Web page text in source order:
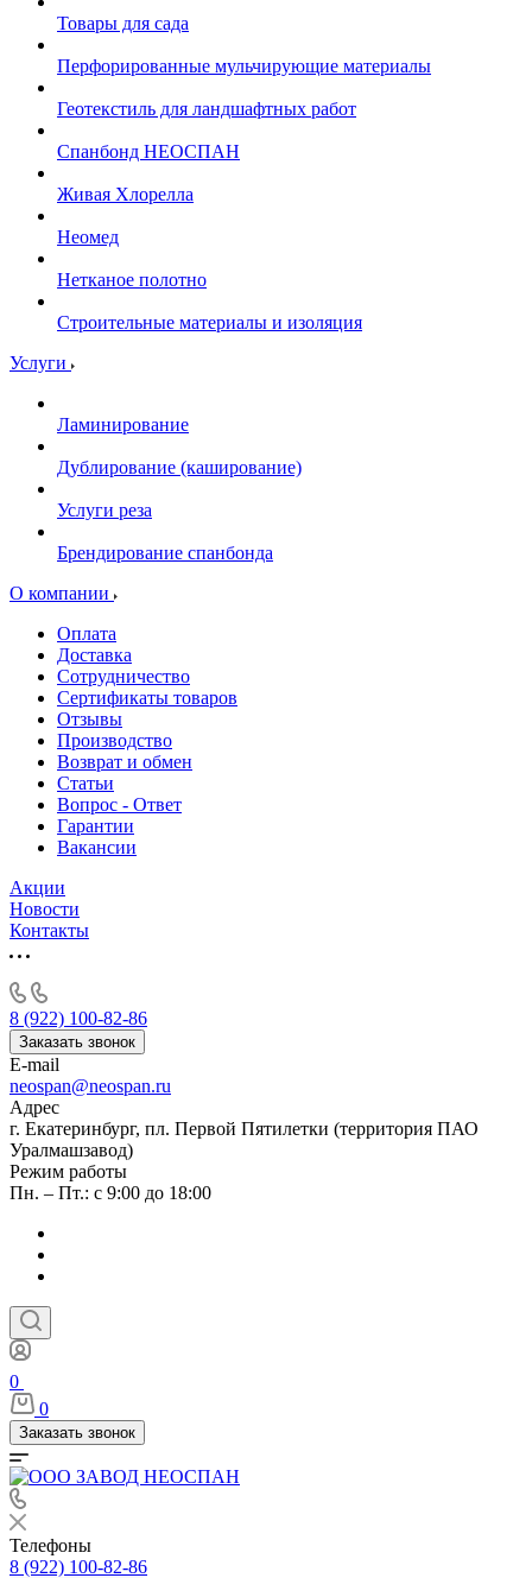
Товары для сада
Перфорированные мульчирующие материалы
Геотекстиль для ландшафтных работ
Спанбонд НЕОСПАН
Живая Хлорелла
Нeомед
Нетканое полотно
Строительные материалы и изоляция
Услуги
Ламинирование
Дублирование (каширование)
Услуги реза
Брендирование спанбонда
О компании
Оплата
Доставка
Сотрудничество
Сертификаты товаров
Отзывы
Производство
Возврат и обмен
Статьи
Вопрос - Ответ
Гарантии
Вакансии
Акции
Новости
Контакты
8 (922) 100-82-86
Заказать звонок
E-mail
neospan@neospan.ru
Адрес
г. Екатеринбург, пл. Первой Пятилетки (территория ПАО
Уралмашзавод)
Режим работы
Пн. – Пт.: с 9:00 до 18:00
0
0
Заказать звонок
Телефоны
8 (922) 100-82-86